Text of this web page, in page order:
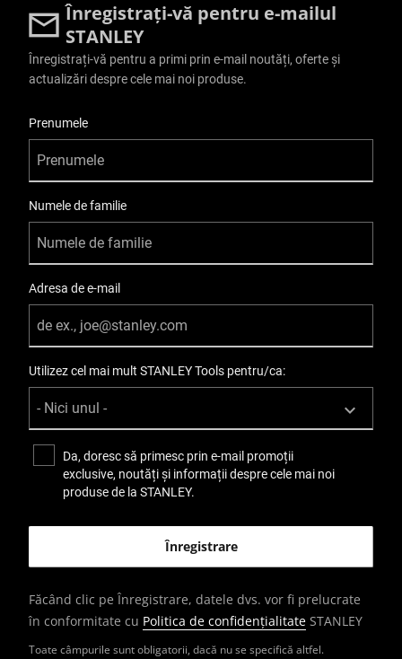
Înregistrați-vă pentru e-mailul
STANLEY
Toate câmpurile sunt obligatorii, dacă nu se specifică altfel.
Înregistrați-vă pentru a primi prin e-mail noutăți, oferte și
actualizări despre cele mai noi produse.
Prenumele
Numele de familie
Adresa de e-mail
Utilizez cel mai mult STANLEY Tools pentru/ca:
Da, doresc să primesc prin e-mail promoții
exclusive, noutăți și informații despre cele mai noi
produse de la STANLEY.
Făcând clic pe Înregistrare, datele dvs. vor fi prelucrate
în conformitate cu Politica de confidențialitate STANLEY